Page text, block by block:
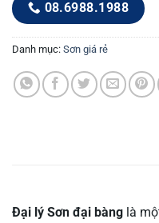
08.6988.1988
Danh mục: Sơn giá rẻ
Đại lý Sơn đại bàng là